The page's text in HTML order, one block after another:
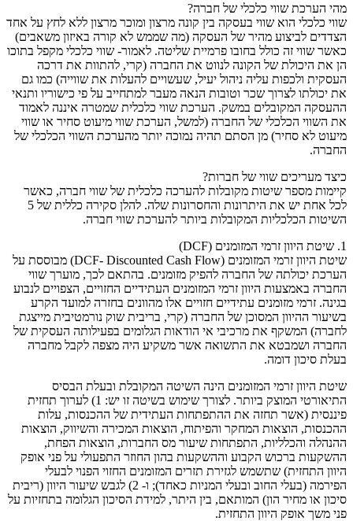
מהי הערכת שווי כלכלי של חברה?
שווי כלכלי הוא שווי בעסקה בין קונה מרצון ומוכר מרצון ללא לחץ על אחד
הצדדים לביצוע מהיר של העסקה (מה שממש לא קורה באיזון משאבים)
כאשר שווי זה כולל בחובו פרמיית שליטה. לאמור- שווי כלכלי מקפל בתוכו
הן את היכולת של הקונה לנווט את החברה (קרי, להתוות את דרכה
העסקית ולכפות עליה ניהול יעיל, שעשויים להעלות את שווייה) כמו גם
את יכולתו לצרוך שכר וטובות הנאה מעבר למתחייב על פי כישוריו ותנאי
ההעסקה המקובלים במשק. הערכת שווי כלכלית שמטרה איננה לאמוד
את השווי הכלכלי של החברה (למשל, הערכת שווי מיעוט סחיר או שווי
מיעוט לא סחיר) מן הסתם תהיה נמוכה יותר מהערכת השווי הכלכלי של
החברה.
כיצד מעריכים שווי של חברות?
קיימות מספר שיטות מקובלות להערכה כלכלית של שווי חברה, כאשר
לכל אחת יש את היתרונות והחסרונות שלה. להלן סקירה כללית של 5
השיטות הכלכליות המקובלות ביותר להערכת שווי חברה.
1. שיטת היוון זרמי המזומנים (DCF)
שיטת היוון זרמי המזומנים (DCF- Discounted Cash Flow) מבוססת על
הערכת יכולתה של החברה להפיק מזומנים. בהתאם לכך, מוערך שווי
החברה באמצעות היוון זרמי המזומנים העתידיים החזויים, הצפויים לנבוע
בגינה. זרמי מזומנים עתידיים חזויים אלו מהוונים בחזרה למועד הקרע
בשיעור ההיוון המסוכן של החברה (קרי, בריבית שוק נורמטיבית מייצגת
לחברה) המשקף את מרכיבי אי הודאות הגלומים בפעילותה העסקית של
החברה ושמבטא את התשואה אשר משקיע היה מצפה לקבל מחברה
בעלת סיכון דומה.
שיטת היוון זרמי המזומנים הינה השיטה המקובלת ובעלת הבסיס
התיאורטי המוצק ביותר. לצורך שימוש בשיטה זו יש: 1) לערוך תחזית
פיננסית (אשר תחזה את ההתפתחות העתידית של ההכנסות, עלות
ההכנסות, הוצאות המחקר והפיתוח, הוצאות המכירה והשיווק, הוצאות
ההנהלה והכלליות, התפתחות שיעור מס החברות, הוצאות הפחת,
ההשקעות ברכוש הקבוע וההשקעות בהון החוזר התפעולי על פני אופק
היוון התחזית) שתשמש לגזירת תזרים המזומנים החזוי הפנוי לבעלי
הפירמה (בעלי החוב ובעלי המניות כאחד); ו- 2) לגבש שיעור היוון (ריבית
סיכון או מחיר הון) המותאם, בין היתר, למידת הסיכון הגלומה בתחזיות על
פני משך אופק היוון התחזית.